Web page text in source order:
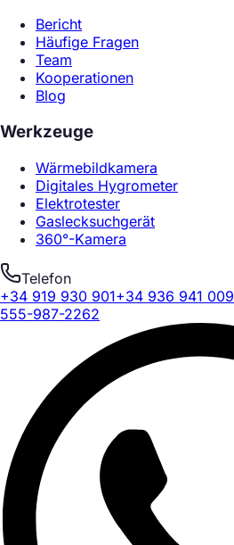
Bericht
Häufige Fragen
Team
Kooperationen
Blog
Werkzeuge
Wärmebildkamera
Digitales Hygrometer
Elektrotester
Gaslecksuchgerät
360°-Kamera
Telefon
+34 919 930 901+34 936 941 009
555-987-2262